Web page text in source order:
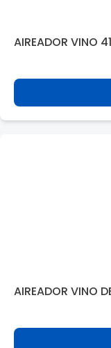
AIREADOR VINO
AIREADOR VINO